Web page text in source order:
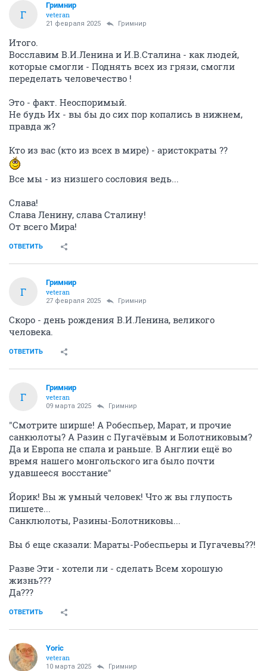
Г
Гримнир
veteran
21 февраля 2025 Гримнир
Итого.
Восславим В.И.Ленина и И.В.Сталина - как людей,
которые смогли - Поднять всех из грязи, смогли
переделать человечество !
Это - факт. Неоспоримый.
Не будь Их - вы бы до сих пор копались в нижнем,
правда ж?
Кто из вас (кто из всех в мире) - аристократы ??
Все мы - из низшего сословия ведь...
Слава!
Слава Ленину, слава Сталину!
От всего Мира!
ОТВЕТИТЬ
Г
Гримнир
veteran
27 февраля 2025 Гримнир
Скоро - день рождения В.И.Ленина, великого
человека.
ОТВЕТИТЬ
Г
Гримнир
veteran
09 марта 2025 Гримнир
"Смотрите ширше! А Робеспьер, Марат, и прочие
санкюлоты? А Разин с Пугачёвым и Болотниковым?
Да и Европа не спала и раньше. В Англии ещё во
время нашего монгольского ига было почти
удавшееся восстание"
Йорик! Вы ж умный человек! Что ж вы глупость
пишете...
Санклюлоты, Разины-Болотниковы...
Вы б еще сказали: Мараты-Робеспьеры и Пугачевы??!
Разве Эти - хотели ли - сделать Всем хорошую
жизнь???
Да???
ОТВЕТИТЬ
Yoric
veteran
10 марта 2025 Гримнир